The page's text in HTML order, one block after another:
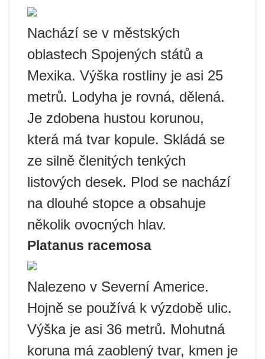
Nachází se v městských
oblastech Spojených států a
Mexika. Výška rostliny je asi 25
metrů. Lodyha je rovná, dělená.
Je zdobena hustou korunou,
která má tvar kopule. Skládá se
ze silně členitých tenkých
listových desek. Plod se nachází
na dlouhé stopce a obsahuje
několik ovocných hlav.
Platanus racemosa
Nalezeno v Severní Americe.
Hojně se používá k výzdobě ulic.
Výška je asi 36 metrů. Mohutná
koruna má zaoblený tvar, kmen je